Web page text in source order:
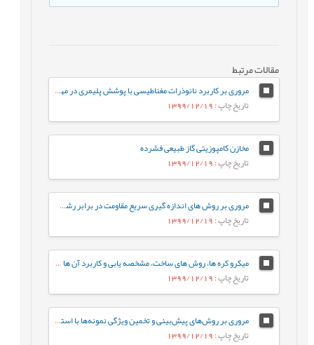
مقالات مرتبط
مروری بر کاربرد نانوذرات مغناطیسی با پوشش پلیمری در مهندسی بافت
تاریخ چاپ: 1399/12/19
مخازن کامپوزیتی گاز طبیعی فشرده
تاریخ چاپ: 1399/12/19
مروری بر روش های اندازه گیری سریع مقاومت در برابر رشد آهسته ترک پلی اتیلن سنگین
تاریخ چاپ: 1399/12/19
میکرو کره ها، روش های ساخت، مشخصه يابی و کاربرد آن ها در دارورسانی
تاریخ چاپ: 1399/12/19
مروری بر روش‌های پیش‌بینی و تخمین ویژگی نمونه‌ها با استفاده از روش‌های تجزیه‌ای و الگوریتم‌های یادگیری ماشین
تاریخ چاپ: 1399/12/19